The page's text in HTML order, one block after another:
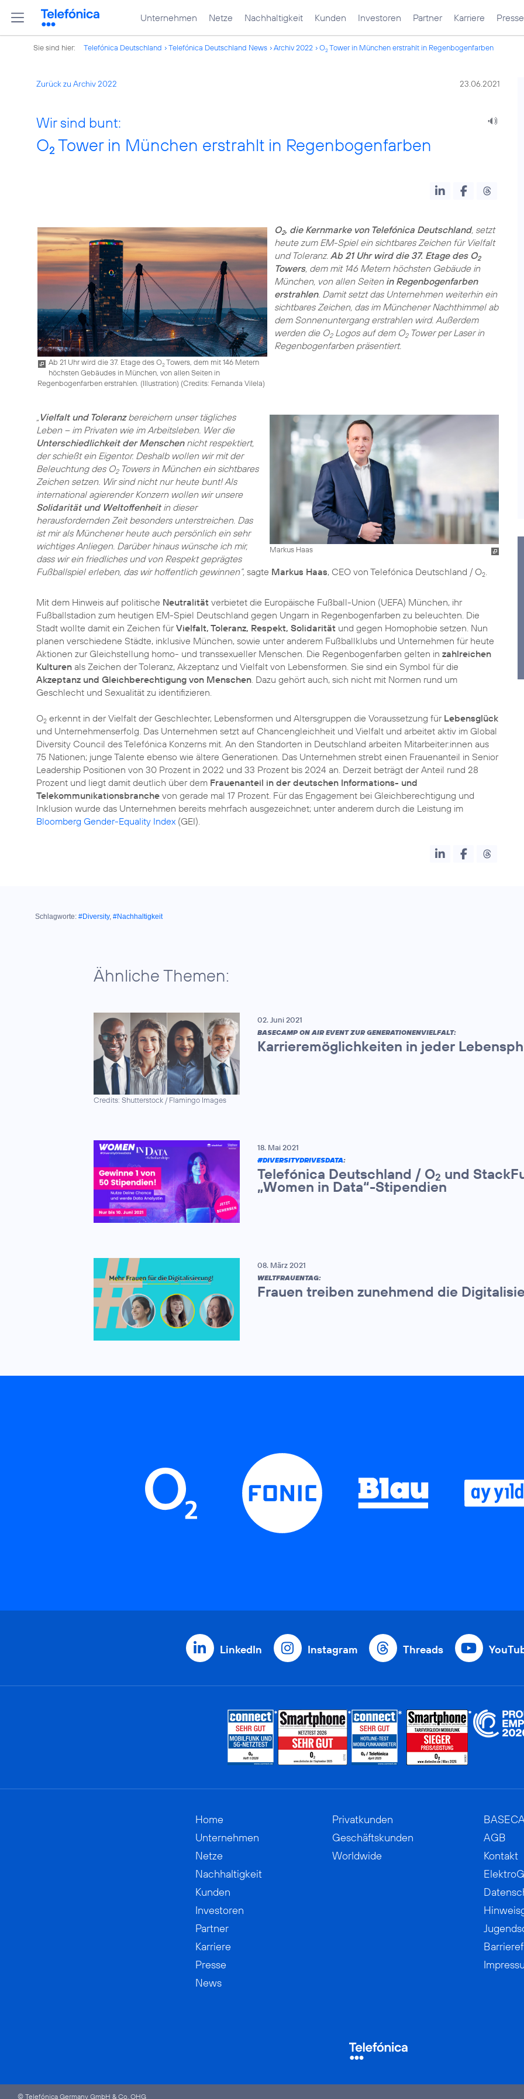
Unternehmen Netze Nachhaltigkeit Kunden Investoren Partner Karriere Presse
Sie sind hier: Telefónica Deutschland Telefónica Deutschland News Archiv 2022 O2Tower in München erstrahlt in Regenbogenfarben
Zurück zu Archiv 2022 23.06.2021
Wir sind bunt:
O2 Tower in München erstrahlt in Regenbogenfarben
Ab 21 Uhr wird die 37. Etage des O2Towers, dem mit 146 Metern
höchsten Gebäudes in München, von allen Seiten in
Regenbogenfarben erstrahlen. (Illustration) (Credits: Fernanda Vilela)
O2, die Kernmarke von Telefónica Deutschland, setzt
heute zum EM-Spiel ein sichtbares Zeichen für Vielfalt
und Toleranz. Ab 21 Uhr wird die 37. Etage des O2
Towers, dem mit 146 Metern höchsten Gebäude in
München, von allen Seiten in Regenbogenfarben
erstrahlen. Damit setzt das Unternehmen weiterhin ein
sichtbares Zeichen, das im Münchener Nachthimmel ab
dem Sonnenuntergang erstrahlen wird. Außerdem
werden die O2Logos auf dem O2Tower per Laser in
Regenbogenfarben präsentiert.
Markus Haas
Vielfalt und Toleranzbereichern unser tägliches
Leben – im Privaten wie im Arbeitsleben. Wer die
Unterschiedlichkeit der Menschennicht respektiert,
der schießt ein Eigentor. Deshalb wollen wir mit der
Beleuchtung des O2Towers in München ein sichtbares
Zeichen setzen. Wir sind nicht nur heute bunt! Als
international agierender Konzern wollen wir unsere
Solidarität und Weltoffenheitin dieser
herausfordernden Zeit besonders unterstreichen. Das
ist mir als Münchener heute auch persönlich ein sehr
wichtiges Anliegen. Darüber hinaus wünsche ich mir,
dass wir ein friedliches und von Respekt geprägtes
Fußballspiel erleben, das wir hoffentlich gewinnen“, sagte Markus Haas, CEO von Telefónica Deutschland / O2
Mit dem Hinweis auf politische Neutralität verbietet die Europäische Fußball-Union (UEFA) München, ihr
Fußballstadion zum heutigen EM-Spiel Deutschland gegen Ungarn in Regenbogenfarben zu beleuchten. Die
Stadt wollte damit ein Zeichen fürVielfalt, Toleranz, Respekt, Solidarität und gegen Homophobie setzen. Nun
planen verschiedene Städte, inklusive München, sowie unter anderem Fußballklubs und Unternehmen für heute
Aktionen zur Gleichstellung homo- und transsexueller Menschen. Die Regenbogenfarben gelten in zahlreichen
Kulturen als Zeichen der Toleranz, Akzeptanz und Vielfalt von Lebensformen. Sie sind ein Symbol für die
Akzeptanz und Gleichberechtigung von Menschen . Dazu gehört auch, sich nicht mit Normen rund um
Geschlecht und Sexualität zu identifizieren.
O2 erkennt in der Vielfalt der Geschlechter, Lebensformen und Altersgruppen die Voraussetzung für Lebensglück
und Unternehmenserfolg. Das Unternehmen setzt auf Chancengleichheit und Vielfalt und arbeitet aktiv im Global
Diversity Council des Telefónica Konzerns mit. An den Standorten in Deutschland arbeiten Mitarbeiter:innen aus
75 Nationen; junge Talente ebenso wie ältere Generationen. Das Unternehmen strebt einen Frauenanteil in Senior
Leadership Positionen von 30 Prozent in 2022 und 33 Prozent bis 2024 an. Derzeit beträgt der Anteil rund 28
Prozent und liegt damit deutlich über dem Frauenanteil in der deutschen Informations- und
Telekommunikationsbranche von gerade mal 17 Prozent. Für das Engagement bei Gleichberechtigung und
Inklusion wurde das Unternehmen bereits mehrfach ausgezeichnet; unter anderem durch die Leistung im
Bloomberg Gender-Equality Index (GEI).
Schlagworte: #Diversity, #Nachhaltigkeit
Ähnliche Themen:
Credits: Shutterstock / Flamingo Images
02. Juni 2021
BASECAMP ON AIR EVENT ZUR GENERATIONENVIELFALT:
Karrieremöglichkeiten in jeder
18. Mai 2021
#DIVERSITYDRIVESDATA:
Telefónica Deutschland / O2 und
„Women in Data“-Stipendien
08. März 2021
WELTFRAUENTAG:
Frauen treiben zunehmend die
LinkedIn Instagram Threads
Home
Unternehmen
Netze
Nachhaltigkeit
Kunden
Investoren
Partner
Karriere
Presse
News
Privatkunden
Geschäftskunden
Worldwide
AGB
Kontakt
© Telefónica Germany GmbH & Co. OHG